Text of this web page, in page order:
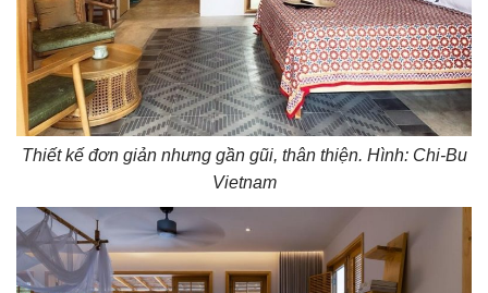
Thiết kế đơn giản nhưng gần gũi, thân thiện. Hình: Chi-Bu
Vietnam